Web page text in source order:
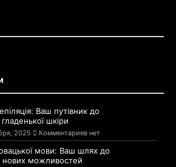
Ваш путівник до
шкіри
2025 Комментариев нет
мови: Ваш шлях до
нових можливостей